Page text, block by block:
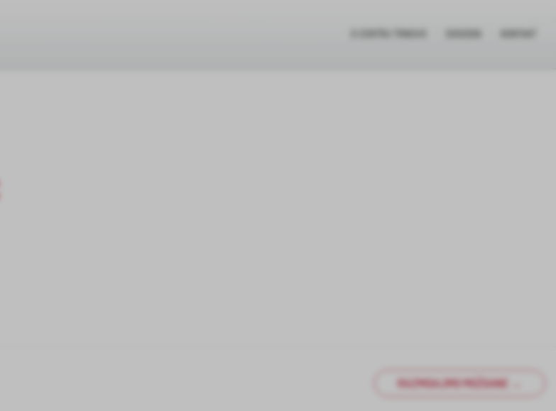
RAZMIGAJMO MOŽGANE →